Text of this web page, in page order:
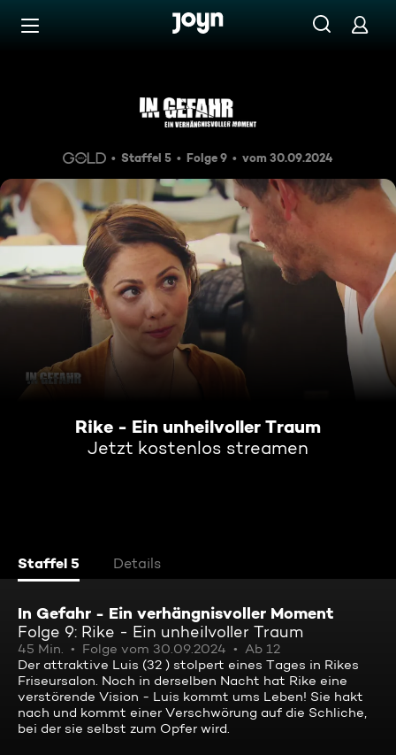
Zum Inhalt springen
Rike - Ein unheilvoller Traum
Staffel 5 Folge 9 vom 30.09.2024
Rike - Ein unheilvoller Traum
Jetzt kostenlos streamen
Staffel 5 Details
In Gefahr - Ein verhängnisvoller Moment
Folge 9: Rike - Ein unheilvoller Traum
45 Min. Folge vom 30.09.2024
Ab 12
Der attraktive Luis (32 ) stolpert eines Tages in Rikes
Friseursalon. Noch in derselben Nacht hat Rike eine
verstörende Vision - Luis kommt ums Leben! Sie hakt
nach und kommt einer Verschwörung auf die Schliche,
bei der sie selbst zum Opfer wird.